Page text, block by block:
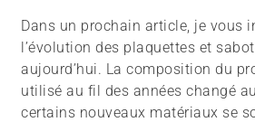
Dans un prochain article, je vous
l’évolution des plaquettes et
aujourd’hui. La composition du
utilisé au fil des années changé
certains nouveaux matériaux se